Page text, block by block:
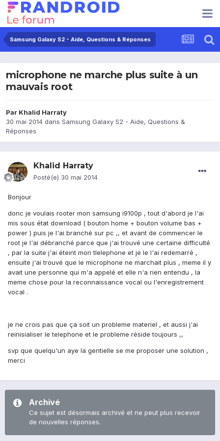
Samsung Galaxy S2 - Aide, Questions & Réponses
microphone ne marche plus suite à un
mauvais root
Par Khalid Harraty
30 mai 2014 dans Samsung Galaxy S2 - Aide, Questions &
Réponses
Khalid Harraty
Posté(e) 30 mai 2014
Bonjour
donc je voulais rooter mon samsung i9100p , tout d'abord je l'ai
mis sous état download ( bouton home + bouton volume bas +
power ) puis je l'ai branché sur pc ,, et avant de commencer le
root je l'ai débranché parce que j'ai trouvé une certaine difficulté
, par la suite j'ai éteint mon tlelephone et je le l'ai redemarré ,
ensuite j'ai trouvé que le microphone ne marchait plus , meme il y
avait une personne qui m'a appelé et elle n'a rien entendu , la
meme chose pour la reconnaissance vocal ou l'enregistrement
vocal .
je ne crois pas que ça soit un probleme materiel , et aussi j'ai
reinisialiser le telephone et le probleme réside toujours ,,
svp que quelqu'un aye la gentielle se me proposer une solution ,
merci
Archivé
Ce sujet est désormais archivé et ne peut plus recevoir
de nouvelles réponses.